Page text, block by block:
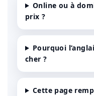
Online ou à
prix ?
Pourquoi
cher ?
Cette page